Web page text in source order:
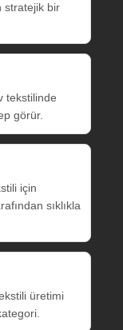
stratejik bir
tekstilinde
görür.
için
sıklıkla
üretimi